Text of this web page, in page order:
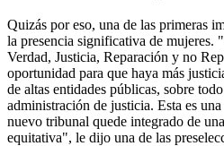
Quizás por eso, una de las primeras
la presencia significativa de mujeres.
Verdad, Justicia, Reparación y no
oportunidad para que haya más
de altas entidades públicas, sobre
administración de justicia. Esta es
nuevo tribunal quede integrado de
equitativa", le dijo una de las